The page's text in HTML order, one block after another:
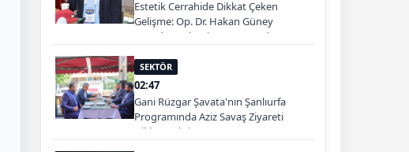
Estetik Cerrahide Dikkat Çeken
Gelişme: Op. Dr. Hakan Güney
Kuşadası'nda Hizmet Verecek
SEKTÖR
02:47
Gani Rüzgar Şavata'nın Şanlıurfa
Programında Aziz Savaş Ziyareti
Dikkat Çekti